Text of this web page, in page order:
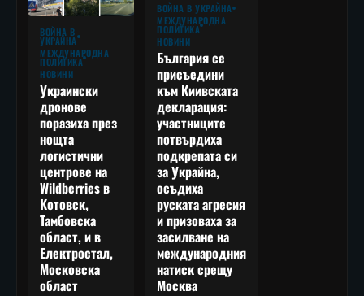
ВОЙНА В
УКРАЙНА
МЕЖДУНАРОДНА
ПОЛИТИКА
НОВИНИ
Украински
дронове
поразиха през
нощта
логистични
центрове на
Wildberries в
Котовск,
Тамбовска
област, и в
Електростал,
Московска
област
ВОЙНА В УКРАЙНА
МЕЖДУНАРОДНА
ПОЛИТИКА
НОВИНИ
България се
присъедини
към Киивската
декларация:
участниците
потвърдиха
подкрепата си
за Украйна,
осъдиха
руската агресия
и призоваха за
засилване на
международния
натиск срещу
Москва